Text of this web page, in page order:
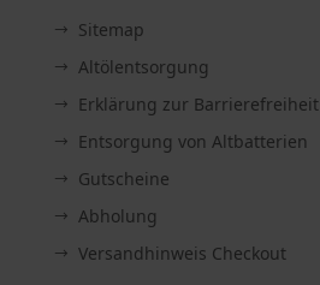
Sitemap
Altölentsorgung
Erklärung zur Barrierefreiheit
Entsorgung von Altbatterien
Gutscheine
Abholung
Versandhinweis Checkout